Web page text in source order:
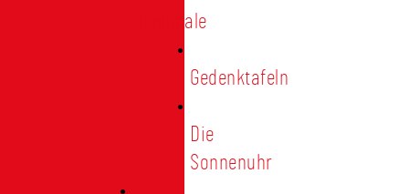
Denkmale
Gedenktafeln
Die
Sonnenuhr